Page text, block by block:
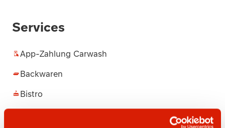
Services
App-Zahlung Carwash
Backwaren
Bistro